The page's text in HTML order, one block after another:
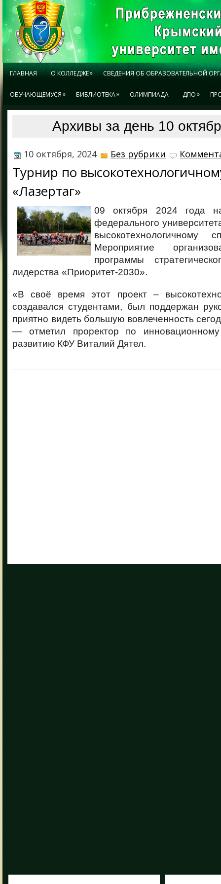
ГЛАВНАЯ О КОЛЛЕДЖЕ» СВЕДЕНИЯ ОБ ОБРАЗОВАТЕЛЬНОЙ
ОБУЧАЮЩЕМУСЯ» БИБЛИОТЕКА» ОЛИМПИАДА ДПО»
Архивы за день 10
10 октября, 2024 Без рубрики
Турнир по
«Лазертаг»
09 октября 2024 года
федерального
высокотехнологичному
Мероприятие
программы
лидерства «Приоритет-2030».
«В своё время этот проект –
создавался студентами, был поддержан
приятно видеть большую вовлеченность
— отметил проректор по
развитию КФУ Виталий Дятел.